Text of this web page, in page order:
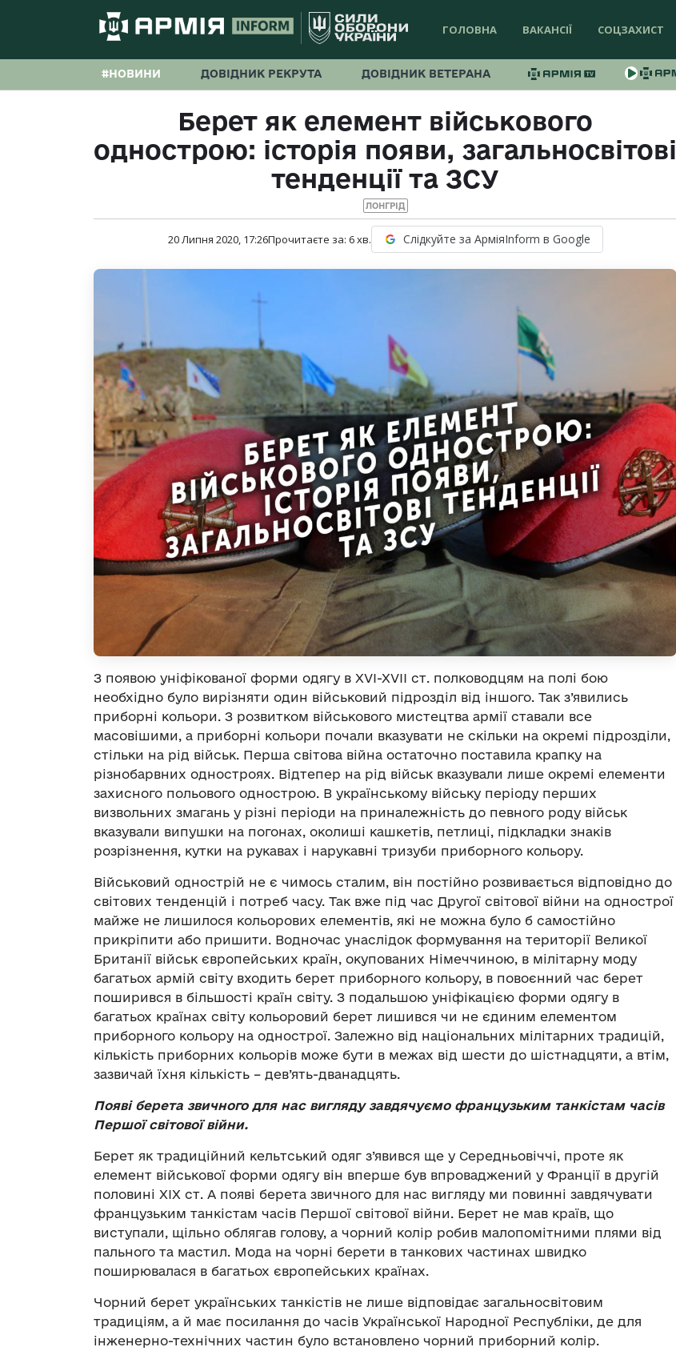
ГОЛОВНА ВАКАНСІЇ СОЦЗАХИСТ
#НОВИНИ ДОВІДНИК РЕКРУТА ДОВІДНИК ВЕТЕРАНА
Берет як елемент військового
однострою: історія появи, загальносвітові
тенденції та ЗСУ
ЛОНГРІД
20 Липня 2020, 17:26Прочитаєте за: 6хв. Слідкуйте за АрміяInform в Google
З появою уніфікованої форми одягу в XVI-XVII ст. полководцям на полі бою
необхідно було вирізняти один військовий підрозділ від іншого. Так з’явились
приборні кольори. З розвитком військового мистецтва армії ставали все
масовішими, а приборні кольори почали вказувати не скільки на окремі підрозділи,
стільки на рід військ. Перша світова війна остаточно поставила крапку на
різнобарвних одностроях. Відтепер на рід військ вказували лише окремі елементи
захисного польового однострою. В українському війську періоду перших
визвольних змагань у різні періоди на приналежність до певного роду військ
вказували випушки на погонах, околиші кашкетів, петлиці, підкладки знаків
розрізнення, кутки на рукавах і нарукавні тризуби приборного кольору.
Військовий однострій не є чимось сталим, він постійно розвивається відповідно до
світових тенденцій і потреб часу. Так вже під час Другої світової війни на однострої
майже не лишилося кольорових елементів, які не можна було б самостійно
прикріпити або пришити. Водночас унаслідок формування на території Великої
Британії військ європейських країн, окупованих Німеччиною, в мілітарну моду
багатьох армій світу входить берет приборного кольору, в повоєнний час берет
поширився в більшості країн світу. З подальшою уніфікацією форми одягу в
багатьох країнах світу кольоровий берет лишився чи не єдиним елементом
приборного кольору на однострої. Залежно від національних мілітарних традицій,
кількість приборних кольорів може бути в межах від шести до шістнадцяти, а втім,
зазвичай їхня кількість – дев’ять-дванадцять.
Появі берета звичного для нас вигляду завдячуємо французьким танкістам часів
Першої світової війни.
Берет як традиційний кельтський одяг з’явився ще у Середньовіччі, проте як
елемент військової форми одягу він вперше був впроваджений у Франції в другій
половині XIX ст. А появі берета звичного для нас вигляду ми повинні завдячувати
французьким танкістам часів Першої світової війни. Берет не мав країв, що
виступали, щільно облягав голову, а чорний колір робив малопомітними плями від
пального та мастил. Мода на чорні берети в танкових частинах швидко
поширювалася в багатьох європейських країнах.
Чорний берет українських танкістів не лише відповідає загальносвітовим
традиціям, а й має посилання до часів Української Народної Республіки, де для
інженерно-технічних частин було встановлено чорний приборний колір.